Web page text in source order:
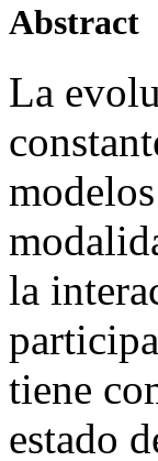
Abstract
La
la
tiene
estado